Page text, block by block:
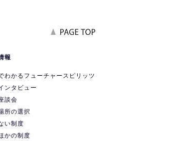
報
わかるフューチャースピリッツ
ンタビュー
談会
所の選択
い制度
かの制度